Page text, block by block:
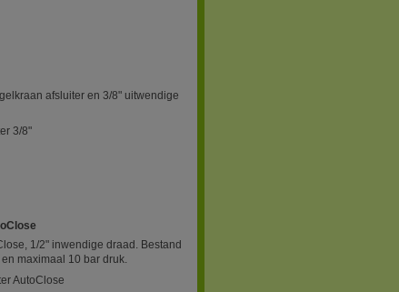
afsluiter en 3/8" uitwendige
3/8"
1/2" inwendige draad. Bestand
maximaal 10 bar druk.
AutoClose